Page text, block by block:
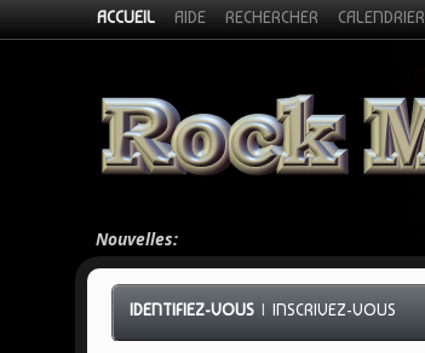
ACCUEIL AIDE RECHERCHER CALENDRIER
Nouvelles:
IDENTIFIEZ-VOUS |INSCRIVEZ-VOUS